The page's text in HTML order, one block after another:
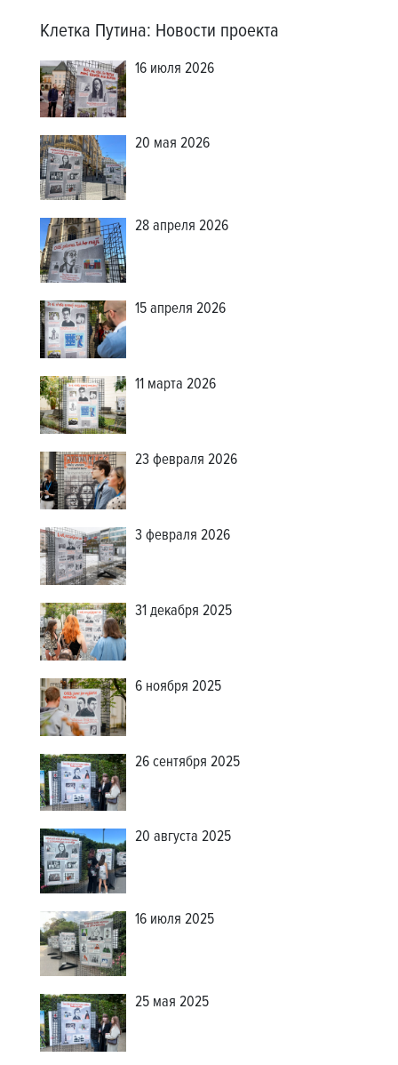
Клетка Путина: Новости проекта
16 июля 2026
20 мая 2026
28 апреля 2026
15 апреля 2026
11 марта 2026
23 февраля 2026
3 февраля 2026
31 декабря 2025
6 ноября 2025
26 сентября 2025
20 августа 2025
16 июля 2025
25 мая 2025